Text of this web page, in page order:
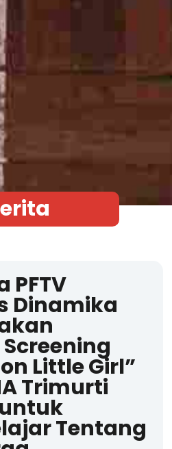
PFTV
Dinamika
Little Girl”
Trimurti
Tentang